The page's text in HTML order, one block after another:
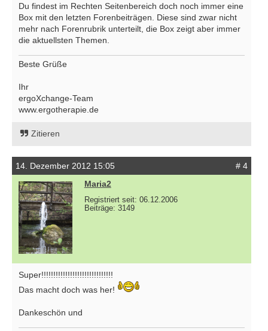
Du findest im Rechten Seitenbereich doch noch immer eine
Box mit den letzten Forenbeiträgen. Diese sind zwar nicht
mehr nach Forenrubrik unterteilt, die Box zeigt aber immer
die aktuellsten Themen.
Beste Grüße
Ihr
ergoXchange-Team
www.ergotherapie.de
Zitieren
14. Dezember 2012 15:05
# 4
Maria2
Registriert seit: 06.12.2006
Beiträge: 3149
Super!!!!!!!!!!!!!!!!!!!!!!!!!!!!!!
Das macht doch was her!
Dankeschön und